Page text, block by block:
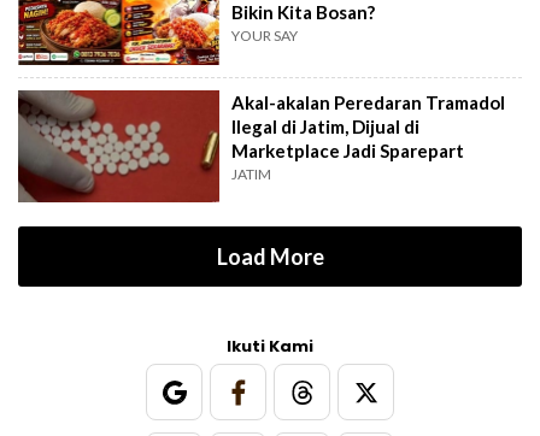
Bikin Kita Bosan?
YOUR SAY
Akal-akalan Peredaran Tramadol
Ilegal di Jatim, Dijual di
Marketplace Jadi Sparepart
JATIM
Load More
Ikuti Kami